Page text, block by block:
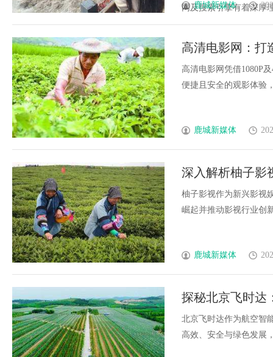
网及搜索引擎有着深厚
鹿城新媒体
高清电影网：打
高清电影网凭借1080P
便捷且安全的观影体验
鹿城新媒体
深入解析柚子影
势
柚子影视作为新兴影视
崛起并推动影视行业创
鹿城新媒体
探秘北京飞时达
北京飞时达作为航空智
高效、安全与绿色发展